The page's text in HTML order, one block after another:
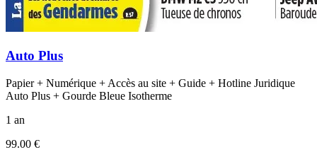
Auto Plus
Papier + Numérique + Accès au site + Guide + Hotline Juridique
Auto Plus + Gourde Bleue Isotherme
1 an
99.00 €